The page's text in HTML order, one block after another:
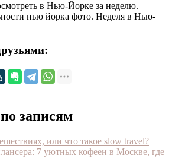
записям
или что такое slow travel?
7 уютных кофеен в Москве, где